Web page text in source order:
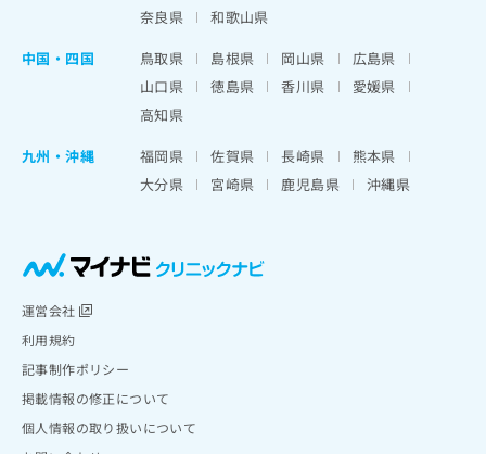
奈良県
和歌山県
中国・四国
鳥取県 島根県 岡山県
広島県
山口県
徳島県 香川県
愛媛県
高知県
九州・沖縄
福岡県 佐賀県 長崎県
熊本県
大分県
宮崎県 鹿児島県 沖縄県
運営会社
利用規約
記事制作ポリシー
掲載情報の修正について
個人情報の取り扱いについて